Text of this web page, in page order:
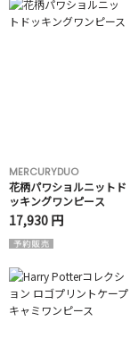
MERCURYDUO
花柄パワショルニットド
ッキングワンピース
17,930 円